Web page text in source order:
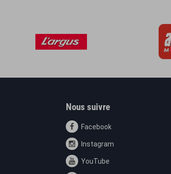
Nous suivre
Facebook
Instagram
YouTube